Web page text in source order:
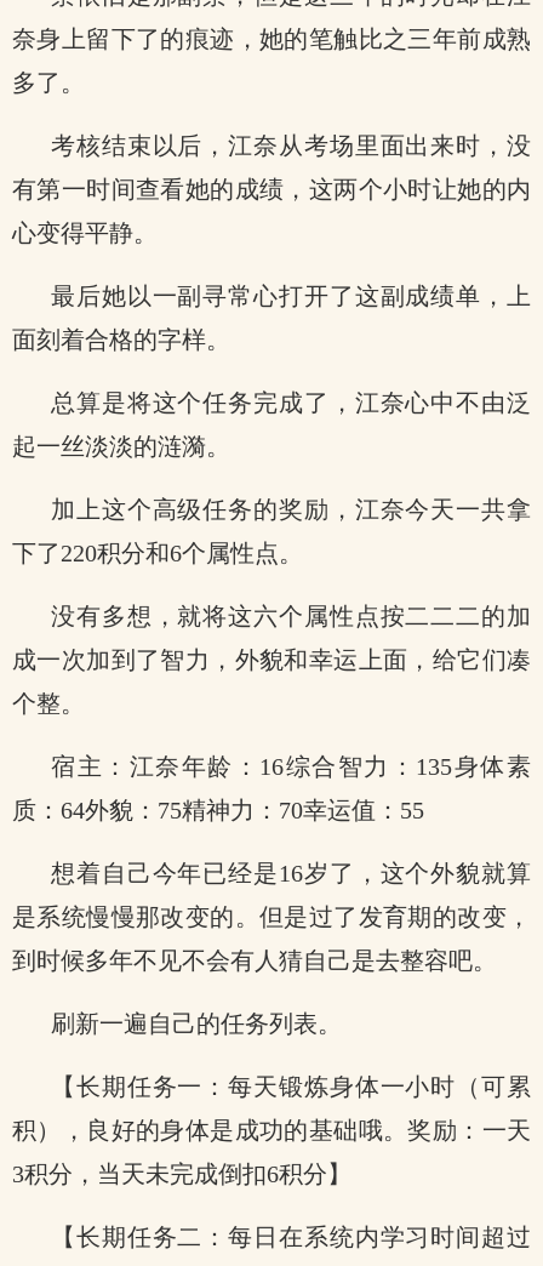
奈身上留下了的痕迹，她的笔触比之三年前成熟
多了。
考核结束以后，江奈从考场里面出来时，没
有第一时间查看她的成绩，这两个小时让她的内
心变得平静。
最后她以一副寻常心打开了这副成绩单，上
面刻着合格的字样。
总算是将这个任务完成了，江奈心中不由泛
起一丝淡淡的涟漪。
加上这个高级任务的奖励，江奈今天一共拿
下了220积分和6个属性点。
没有多想，就将这六个属性点按二二二的加
成一次加到了智力，外貌和幸运上面，给它们凑
个整。
宿主：江奈年龄：16综合智力：135身体素
质：64外貌：75精神力：70幸运值：55
想着自己今年已经是16岁了，这个外貌就算
是系统慢慢那改变的。但是过了发育期的改变，
到时候多年不见不会有人猜自己是去整容吧。
刷新一遍自己的任务列表。
【长期任务一：每天锻炼身体一小时（可累
积），良好的身体是成功的基础哦。奖励：一天
3积分，当天未完成倒扣6积分】
【长期任务二：每日在系统内学习时间超过